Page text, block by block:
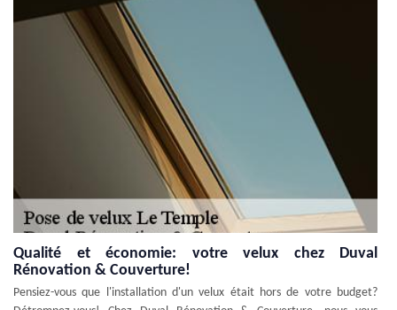
Qualité et économie: votre velux chez Duval
Rénovation & Couverture!
Pensiez-vous que l'installation d'un velux était hors de votre budget?